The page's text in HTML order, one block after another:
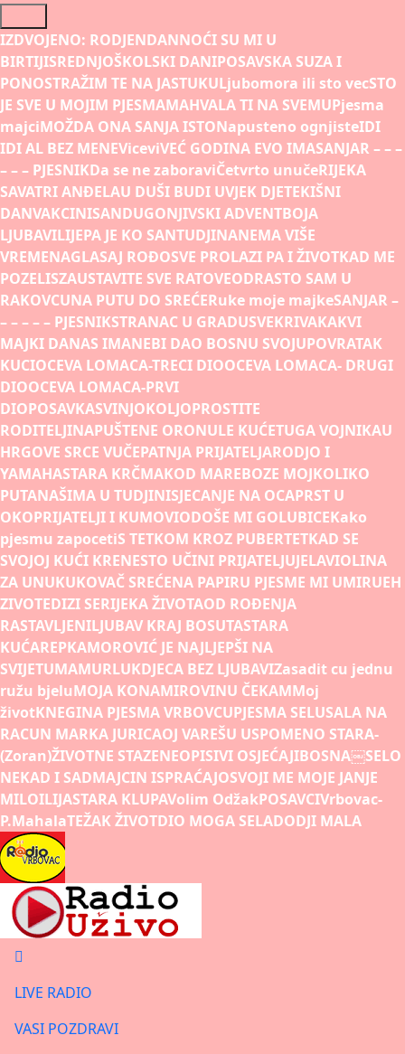
Skip
to
content
IZDVOJENO: RODJENDANNOĆI SU MI U
BIRTIJISREDNJOŠKOLSKI DANIPOSAVSKA SUZA I
PONOSTRAŽIM TE NA JASTUKULjubomora ili sto vecSTO
JE SVE U MOJIM PJESMAMAHVALA TI NA SVEMUPjesma
majciMOŽDA ONA SANJA ISTONapusteno ognjisteIDI
IDI AL BEZ MENEViceviVEĆ GODINA EVO IMASANJAR – – –
– – – PJESNIKDa se ne zaboraviČetvrto unučeRIJEKA
SAVATRI ANĐELAU DUŠI BUDI UVJEK DJETEKIŠNI
DANVAKCINISANDUGONJIVSKI ADVENTBOJA
LJUBAVILIJEPA JE KO SANTUDJINANEMA VIŠE
VREMENAGLASAJ ROĐOSVE PROLAZI PA I ŽIVOTKAD ME
POZELISZAUSTAVITE SVE RATOVEODRASTO SAM U
RAKOVCUNA PUTU DO SREĆERuke moje majkeSANJAR –
– – – – – PJESNIKSTRANAC U GRADUSVEKRIVAKAKVI
MAJKI DANAS IMANEBI DAO BOSNU SVOJUPOVRATAK
KUCIOCEVA LOMACA-TRECI DIOOCEVA LOMACA- DRUGI
DIOOCEVA LOMACA-PRVI
DIOPOSAVKASVINJOKOLJOPROSTITE
RODITELJINAPUŠTENE ORONULE KUĆETUGA VOJNIKAU
HRGOVE SRCE VUČEPATNJA PRIJATELJARODJO I
YAMAHASTARA KRČMAKOD MAREBOZE MOJKOLIKO
PUTANAŠIMA U TUDJINISJECANJE NA OCAPRST U
OKOPRIJATELJI I KUMOVIODOŠE MI GOLUBICEKako
pjesmu zapocetiS TETKOM KROZ PUBERTETKAD SE
SVOJOJ KUĆI KRENESTO UČINI PRIJATELJUJELAVIOLINA
ZA UNUKUKOVAČ SREĆENA PAPIRU PJESME MI UMIRUEH
ZIVOTEDIZI SERIJEKA ŽIVOTAOD ROÐENJA
RASTAVLJENILJUBAV KRAJ BOSUTASTARA
KUĆAREPKAMOROVIĆ JE NAJLJEPŠI NA
SVIJETUMAMURLUKDJECA BEZ LJUBAVIZasadit cu jednu
ružu bjeluMOJA KONAMIROVINU ČEKAMMoj
životKNEGINA PJESMA VRBOVCUPJESMA SELUSALA NA
RACUN MARKA JURICAOJ VAREŠU USPOMENO STARA-
(Zoran)ŽIVOTNE STAZENEOPISIVI OSJEĆAJIBOSNA￼SELO
NEKAD I SADMAJCIN ISPRAĆAJOSVOJI ME MOJE JANJE
MILOILIJASTARA KLUPAVolim OdžakPOSAVCIVrbovac-
P.MahalaTEŽAK ŽIVOTDIO MOGA SELADODJI MALA
LIVE RADIO
VASI POZDRAVI